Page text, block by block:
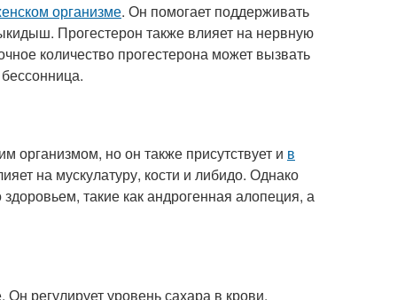
организме. Он помогает поддерживать
Прогестерон также влияет на нервную
количество прогестерона может вызвать
организмом, но он также присутствует и в
на мускулатуру, кости и либидо. Однако
такие как андрогенная алопеция, а
регулирует уровень сахара в крови,